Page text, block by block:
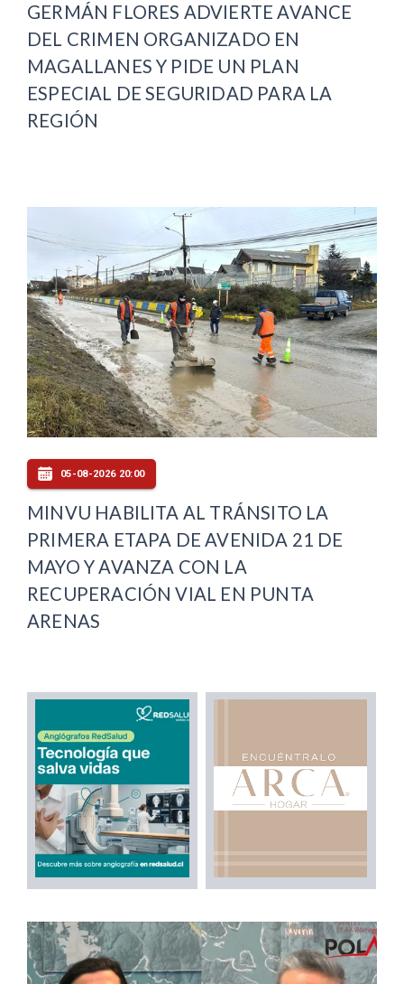
GERMÁN FLORES ADVIERTE AVANCE
DEL CRIMEN ORGANIZADO EN
MAGALLANES Y PIDE UN PLAN
ESPECIAL DE SEGURIDAD PARA LA
REGIÓN
05-08-2026 20:00
MINVU HABILITA AL TRÁNSITO LA
PRIMERA ETAPA DE AVENIDA 21 DE
MAYO Y AVANZA CON LA
RECUPERACIÓN VIAL EN PUNTA
ARENAS